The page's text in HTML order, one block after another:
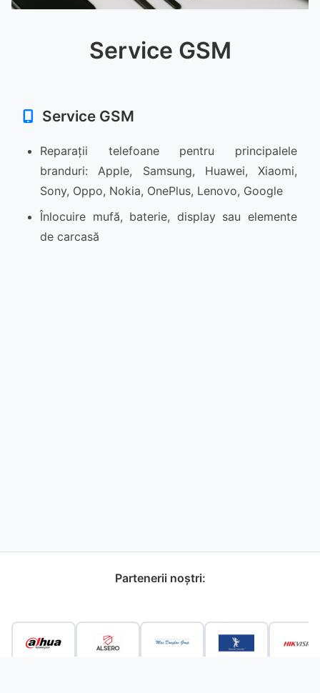
Service GSM
Service GSM
Reparații telefoane pentru principalele
branduri: Apple, Samsung, Huawei, Xiaomi,
Sony, Oppo, Nokia, OnePlus, Lenovo, Google
Înlocuire mufă, baterie, display sau elemente
de carcasă
Partenerii noștri: